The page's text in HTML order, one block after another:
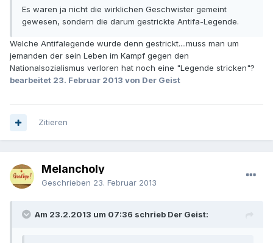
Es waren ja nicht die wirklichen Geschwister gemeint
gewesen, sondern die darum gestrickte Antifa-Legende.
Welche Antifalegende wurde denn gestrickt....muss man um
jemanden der sein Leben im Kampf gegen den
Nationalsozialismus verloren hat noch eine "Legende stricken"?
bearbeitet 23. Februar 2013 von Der Geist
Zitieren
Melancholy
Geschrieben 23. Februar 2013
Am 23.2.2013 um 07:36 schrieb Der Geist: